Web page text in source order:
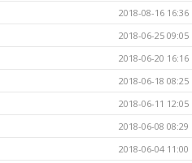
2018-08-16 16:36
2018-06-25 09:05
2018-06-20 16:16
2018-06-18 08:25
2018-06-11 12:05
2018-06-08 08:29
2018-06-04 11:00